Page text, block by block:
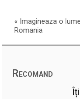
« Imagineaza o
Romania
Recomand